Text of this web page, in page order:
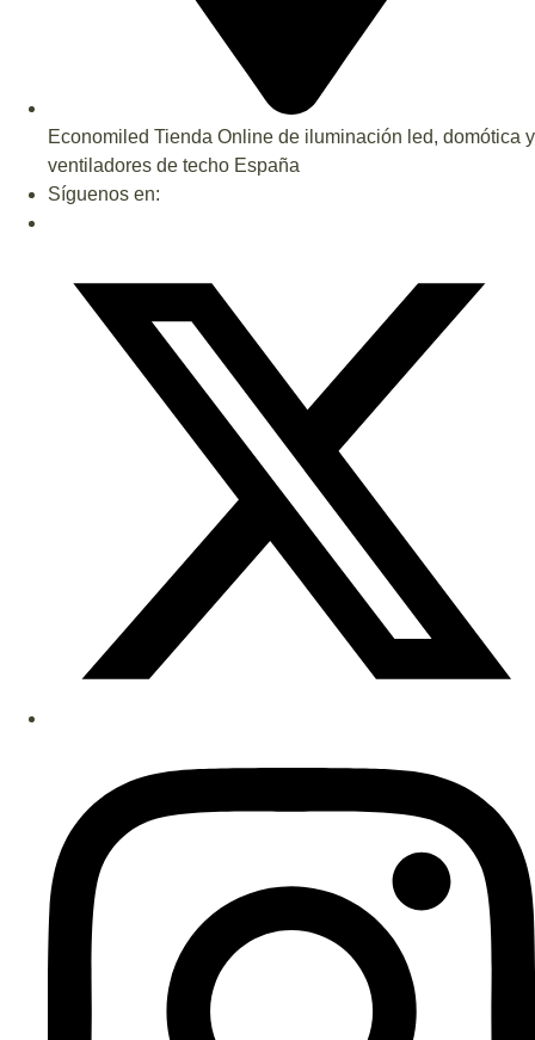
Economiled Tienda Online de iluminación led, domótica y
ventiladores de techo España
Síguenos en: